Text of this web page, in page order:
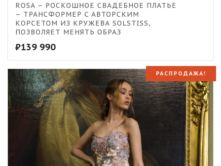
ROSA – РОСКОШНОЕ СВАДЕБНОЕ ПЛАТЬЕ
– ТРАНСФОРМЕР C АВТОРСКИМ
КОРСЕТОМ ИЗ КРУЖЕВА SOLSTISS,
ПОЗВОЛЯЕТ МЕНЯТЬ ОБРАЗ
₽139 990
РАСПРОДАЖА!